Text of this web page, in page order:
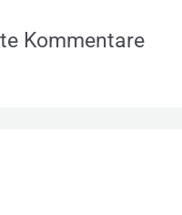
Kommentare